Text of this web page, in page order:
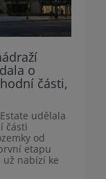
o
části,
udělala
části
od
etapu
nabízí ke